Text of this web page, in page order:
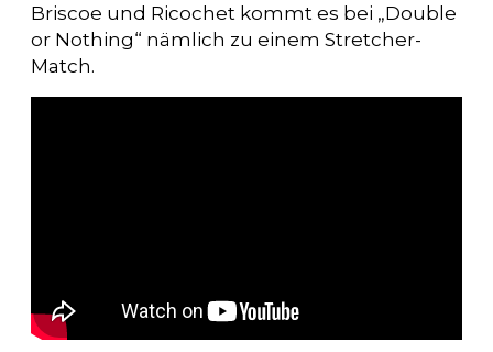
Briscoe und Ricochet kommt es bei „Double
or Nothing“ nämlich zu einem Stretcher-
Match.